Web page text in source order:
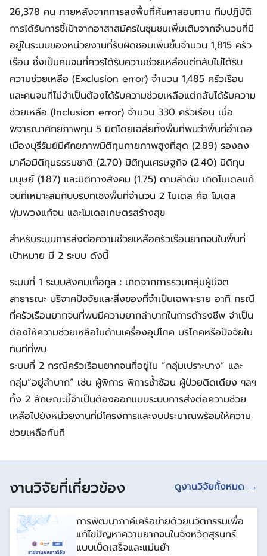
26,378 คน ภายหลังจากการลงพื้นที่ค้นหาสอบทาน ทีมปฏิบัติ
การได้รับการชี้เป้าจากอาสาสมัครในชุมชนเพิ่มเติมจากจำนวนที่มี
อยู่ในระบบของหน่วยงานที่รับผิดชอบเพิ่มขึ้นจำนวน 1,815 ครัว
เรือน ซึ่งเป็นคนจนที่ควรได้รับความช่วยเหลือแต่กลับไม่ได้รับ
ความช่วยเหลือ (Exclusion error) จำนวน 1,485 ครัวเรือน
และคนจนที่ไม่จำเป็นต้องได้รับความช่วยเหลือแต่กลับได้รับความ
ช่วยเหลือ (Inclusion error) จำนวน 330 ครัวเรือน เมื่อ
พิจารณาศักยภาพทุน 5 มิติโดยเฉลี่ยทั้งพื้นที่พบว่าพื้นที่อำเภอ
เมืองบุรีรัมย์มีศักยภาพมิติทุนกายภาพสูงที่สุด (2.89) รองลง
มาคือมิติทุนธรรมชาติ (2.70) มิติทุนเศรษฐกิจ (2.40) มิติทุน
มนุษย์ (1.87) และมิติทางสังคม (1.75) ตามลำดับ เกิดโมเดลแก้
จนที่เหมาะสมกับบริบทเชิงพื้นที่จำนวน 2 โมเดล คือ โมเดล
พุ่มพวงแก้จน และโมเดลเกษตรสร้างสุข
สำหรับระบบการส่งต่อความช่วยเหลือครัวเรือนยากจนในพื้นที่
เป้าหมาย มี 2 ระบบ ดังนี้
ระบบที่ 1 ระบบสังคมเกื้อกูล : เกิดจากการรวมกลุ่มผู้มีจิต
สาธารณะ บริจาคปัจจัยและสิ่งของที่จำเป็นเฉพาะราย อาทิ กรณี
ที่ครัวเรือนยากจนที่พบมีความยากลำบากในการดำรงชีพ จำเป็น
ต้องให้ความช่วยเหลือในด้านเครื่องอุปโภค บริโภคหรือปัจจัยใน
ทันทีที่พบ
ระบบที่ 2 กรณีครัวเรือนยากจนที่อยู่ใน “กลุ่มเปราะบาง” และ
กลุ่ม”อยู่ลำบาก” เช่น ผู้พิการ พิการซ้ำซ้อน ผู้ป่วยติดเตียง ฯลฯ
ทั้ง 2 ลักษณะนี้จำเป็นต้องออกแบบระบบการส่งต่อความช่วย
เหลือไปยังหน่วยงานที่มีโครงการและงบประมาณพร้อมให้ความ
ช่วยเหลือทันที
งานวิจัยที่เกี่ยวข้อง ดูงานวิจัยทั้งหมด →
การพัฒนาภาคีเครือข่ายด้วยนวัตกรรมเพื่อ
แก้ไขปัญหาความยากจนในจังหวัดสุรินทร์
แบบเบ็ดเสร็จและแม่นยำ